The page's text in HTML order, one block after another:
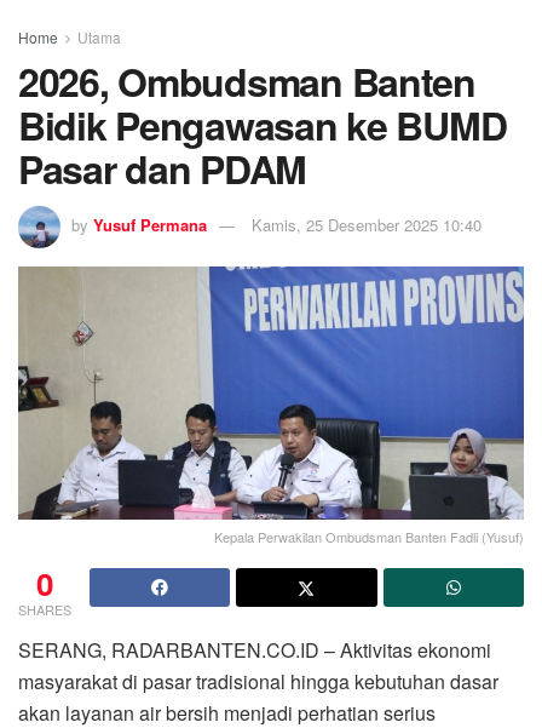
Home Utama
2026, Ombudsman Banten
Bidik Pengawasan ke BUMD
Pasar dan PDAM
by Yusuf Permana Kamis, 25 Desember 2025 10:40
Kepala Perwakilan Ombudsman Banten Fadli (Yusuf)
0
SHARES
SERANG, RADARBANTEN.CO.ID – Aktivitas ekonomi
masyarakat di pasar tradisional hingga kebutuhan dasar
akan layanan air bersih menjadi perhatian serius